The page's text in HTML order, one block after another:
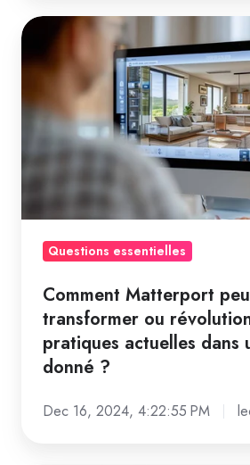
de
détail,
d'autres
?
Comment
Matterport
peut-
il
transformer
ou
révolutionner
actuelles
domaine
donné
Questions essentielles
Comment Matterport
transformer ou
pratiques actuelles dans
donné ?
Dec 16, 2024, 4:22:55 PM